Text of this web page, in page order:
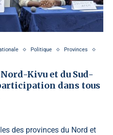
Politique
Provinces
Kivu et du Sud-
dans tous
des provinces du Nord et